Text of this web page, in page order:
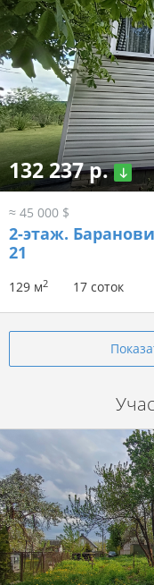
132 237 р.
≈ 45 000 $
2-этаж.
21
129 м2 17 соток